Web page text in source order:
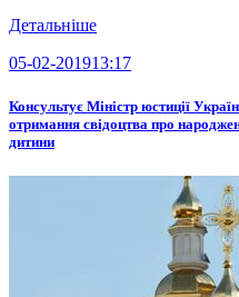
Детальніше
05-02-201913:17
Консультує Міністр юстиції
отримання свідоцтва про
дитини